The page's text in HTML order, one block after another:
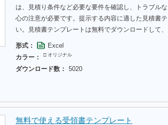
は、見積り条件など必要な要件を確認し、トラブル
心の注意が必要です。提示する内容に適した見積書
い。見積書テンプレートは無料でダウンロードして、
形式：
Excel
カラー：
□ オリジナル
ダウンロード数： 5020
無料で使える受領書テンプレート